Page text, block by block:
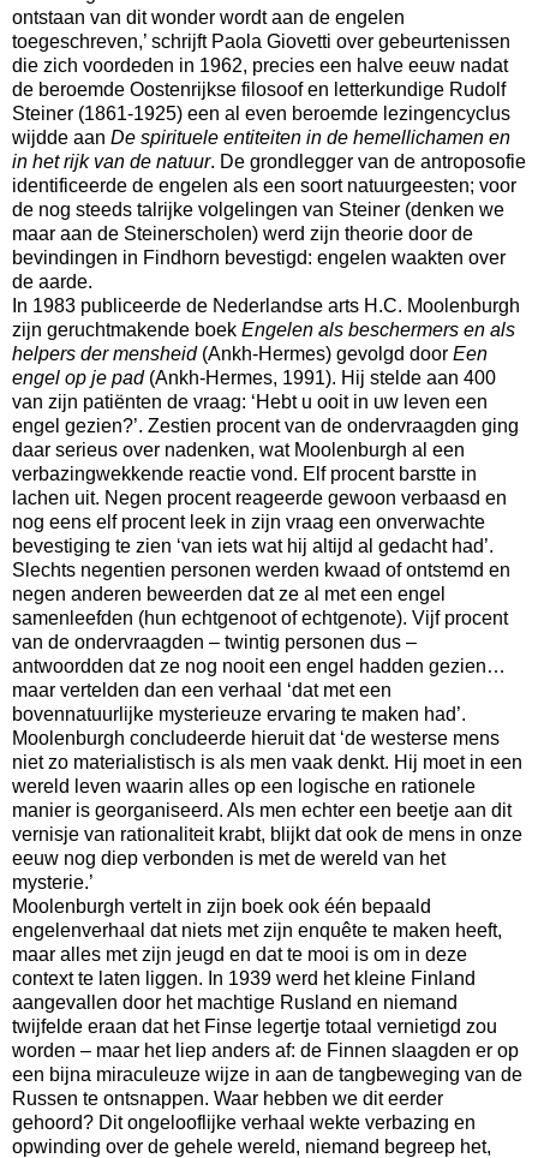
ontstaan van dit wonder wordt aan de engelen
toegeschreven,’ schrijft Paola Giovetti over gebeurtenissen
die zich voordeden in 1962, precies een halve eeuw nadat
de beroemde Oostenrijkse filosoof en letterkundige Rudolf
Steiner (1861-1925) een al even beroemde lezingencyclus
wijdde aan De spirituele entiteiten in de hemellichamen en
in het rijk van de natuur. De grondlegger van de antroposofie
identificeerde de engelen als een soort natuurgeesten; voor
de nog steeds talrijke volgelingen van Steiner (denken we
maar aan de Steinerscholen) werd zijn theorie door de
bevindingen in Findhorn bevestigd: engelen waakten over
de aarde.
In 1983 publiceerde de Nederlandse arts H.C. Moolenburgh
zijn geruchtmakende boek Engelen als beschermers en als
helpers der mensheid (Ankh-Hermes) gevolgd door Een
engel op je pad(Ankh-Hermes, 1991). Hij stelde aan 400
van zijn patiënten de vraag: ‘Hebt u ooit in uw leven een
engel gezien?’. Zestien procent van de ondervraagden ging
daar serieus over nadenken, wat Moolenburgh al een
verbazingwekkende reactie vond. Elf procent barstte in
lachen uit. Negen procent reageerde gewoon verbaasd en
nog eens elf procent leek in zijn vraag een onverwachte
bevestiging te zien ‘van iets wat hij altijd al gedacht had’.
Slechts negentien personen werden kwaad of ontstemd en
negen anderen beweerden dat ze al met een engel
samenleefden (hun echtgenoot of echtgenote). Vijf procent
van de ondervraagden – twintig personen dus –
antwoordden dat ze nog nooit een engel hadden gezien…
maar vertelden dan een verhaal ‘dat met een
bovennatuurlijke mysterieuze ervaring te maken had’.
Moolenburgh concludeerde hieruit dat ‘de westerse mens
niet zo materialistisch is als men vaak denkt. Hij moet in een
wereld leven waarin alles op een logische en rationele
manier is georganiseerd. Als men echter een beetje aan dit
vernisje van rationaliteit krabt, blijkt dat ook de mens in onze
eeuw nog diep verbonden is met de wereld van het
mysterie.’
Moolenburgh vertelt in zijn boek ook één bepaald
engelenverhaal dat niets met zijn enquête te maken heeft,
maar alles met zijn jeugd en dat te mooi is om in deze
context te laten liggen. In 1939 werd het kleine Finland
aangevallen door het machtige Rusland en niemand
twijfelde eraan dat het Finse legertje totaal vernietigd zou
worden – maar het liep anders af: de Finnen slaagden er op
een bijna miraculeuze wijze in aan de tangbeweging van de
Russen te ontsnappen. Waar hebben we dit eerder
gehoord? Dit ongelooflijke verhaal wekte verbazing en
opwinding over de gehele wereld, niemand begreep het,